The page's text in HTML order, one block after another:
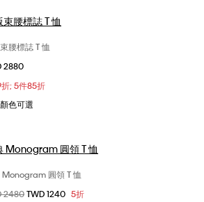
XXS
L
腰標誌 T 恤
2880
; 5件85折
色可選
選擇您的尺碼
XS
S
Monogram 圓領 T 恤
減從
2480至
TWD 1240 5折